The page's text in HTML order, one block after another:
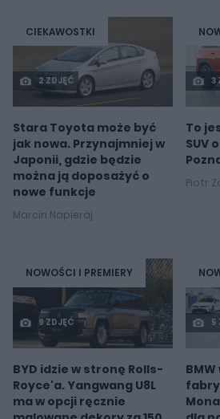
CIEKAWOSTKI
2 ZDJĘĆ
Stara Toyota może być
jak nowa. Przynajmniej w
Japonii, gdzie będzie
można ją doposażyć o
nowe funkcje
Marcin Napieraj
3
To
SUV
Piotr
NOWOŚCI I PREMIERY
9 ZDJĘĆ
BYD idzie w stronę Rolls-
Royce'a. Yangwang U8L
ma w opcji ręcznie
5